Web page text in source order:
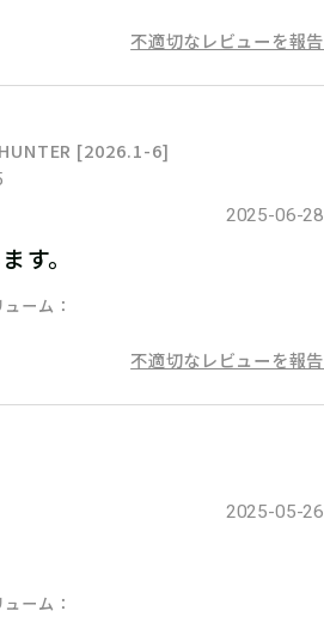
不適切なレビューを報告
[2026.1-6]
2025-06-28
す。
ューム
不適切なレビューを報告
2025-05-26
ューム